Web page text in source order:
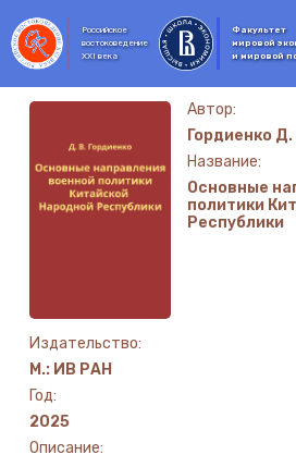
Российское
востоковедение
XXI века
Факультет
мировой
и мировой
Автор:
Гордиенко Д.
Название:
Основные
политики
Республики
Издательство:
М.: ИВ РАН
Год:
2025
Описание: